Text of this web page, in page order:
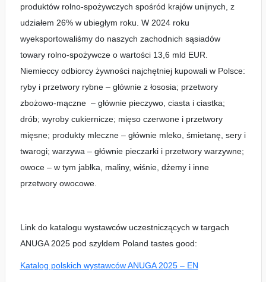
produktów rolno-spożywczych spośród krajów unijnych, z
udziałem 26% w ubiegłym roku. W 2024 roku
wyeksportowaliśmy do naszych zachodnich sąsiadów
towary rolno-spożywcze o wartości 13,6 mld EUR.
Niemieccy odbiorcy żywności najchętniej kupowali w Polsce:
ryby i przetwory rybne – głównie z łososia; przetwory
zbożowo-mączne – głównie pieczywo, ciasta i ciastka;
drób; wyroby cukiernicze; mięso czerwone i przetwory
mięsne; produkty mleczne – głównie mleko, śmietanę, sery i
twarogi; warzywa – głównie pieczarki i przetwory warzywne;
owoce – w tym jabłka, maliny, wiśnie, dżemy i inne
przetwory owocowe.
Link do katalogu wystawców uczestniczących w targach
ANUGA 2025 pod szyldem Poland tastes good:
Katalog polskich wystawców ANUGA 2025 – EN